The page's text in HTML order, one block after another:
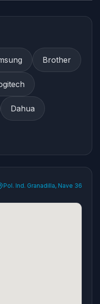
Brother
Dahua
Pol. Ind. Granadilla, Nave 36